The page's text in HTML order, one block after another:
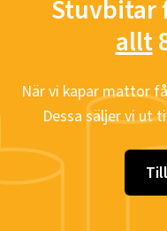
Stuvbitar
allt
När vi kapar mattor
Dessa säljer vi ut